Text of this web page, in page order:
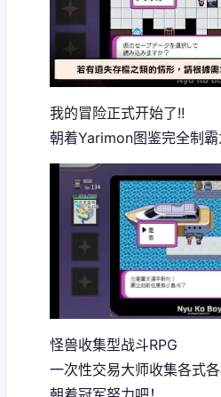
我的冒险正式开始了!!
朝着Yarimon图鉴完全制霸
怪兽收集型战斗RPG
一次性交易大师收集各式